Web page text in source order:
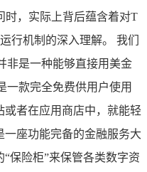
时，实际上背后蕴含着对T
行机制的深入理解。 我们
非是一种能够直接用美金
一款完全免费供用户使用
者在应用商店中，就能轻
座功能完备的金融服务大
保险柜”来保管各类数字资